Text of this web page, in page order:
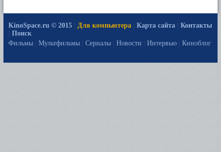
KinoSpace.ru © 2015 Для компьютера Карта сайта
Контакты
Поиск
Фильмы
Мультфильмы Сериалы Новости Интервью Киноблог